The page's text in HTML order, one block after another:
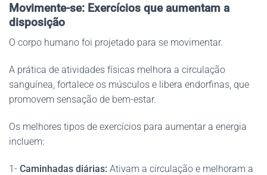
Movimente-se: Exercícios que aumentam a
disposição
O corpo humano foi projetado para se movimentar.
A prática de atividades físicas melhora a circulação
sanguínea, fortalece os músculos e libera endorfinas, que
promovem sensação de bem-estar.
Os melhores tipos de exercícios para aumentar a energia
incluem:
1- Caminhadas diárias: Ativam a circulação e melhoram a